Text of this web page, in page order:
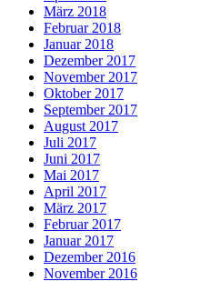
März 2018
Februar 2018
Januar 2018
Dezember 2017
November 2017
Oktober 2017
September 2017
August 2017
Juli 2017
Juni 2017
Mai 2017
April 2017
März 2017
Februar 2017
Januar 2017
Dezember 2016
November 2016